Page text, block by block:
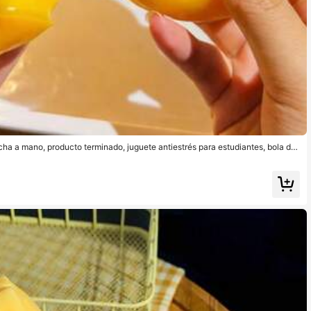
a mano, producto terminado, juguete antiestrés para estudiantes, bola de
juguete para apretar. Juguete para apretar, regalo de cumpleaños, re
festivo - regalo perfecto - regalo